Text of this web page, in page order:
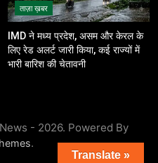
ताज़ा ख़बर
IMD ने मध्य प्रदेश, असम और केरल के
लिए रेड अलर्ट जारी किया, कई राज्यों में
भारी बारिश की चेतावनी
- 2026. Powered By
.
Translate »